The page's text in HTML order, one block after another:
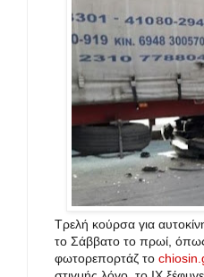
Τρελή κούρσα για
το Σάββατο το πρωί,
φωτορεπορτάζ το